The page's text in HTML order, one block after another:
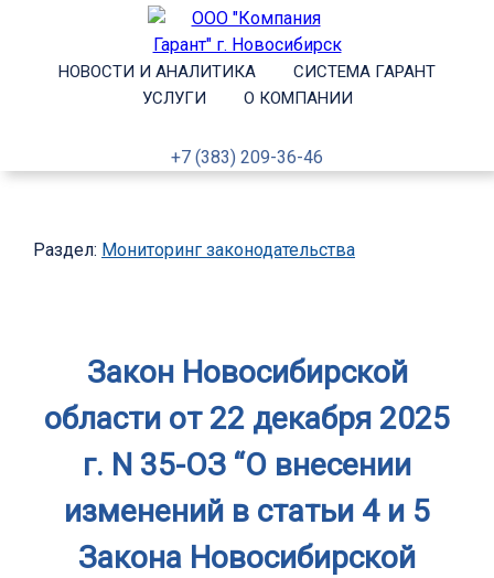
НОВОСТИ И АНАЛИТИКА
СИСТЕМА ГАРАНТ
УСЛУГИ
О КОМПАНИИ
+7 (383) 209-36-46
Раздел: Мониторинг законодательства
Закон Новосибирской
области от 22 декабря 2025
г. N 35-ОЗ “О внесении
изменений в статьи 4 и 5
Закона Новосибирской